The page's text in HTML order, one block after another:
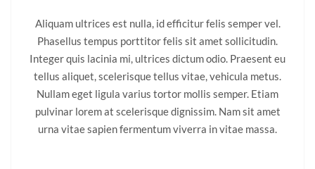
Aliquam ultrices est nulla, id efficitur felis semper vel.
Phasellus tempus porttitor felis sit amet sollicitudin.
Integer quis lacinia mi, ultrices dictum odio. Praesent eu
tellus aliquet, scelerisque tellus vitae, vehicula metus.
Nullam eget ligula varius tortor mollis semper. Etiam
pulvinar lorem at scelerisque dignissim. Nam sit amet
urna vitae sapien fermentum viverra in vitae massa.